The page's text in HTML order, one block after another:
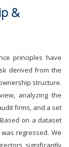
&
principles have
derived from the
structure.
analyzing the
firms, and a set
on a dataset
regressed. We
significantly